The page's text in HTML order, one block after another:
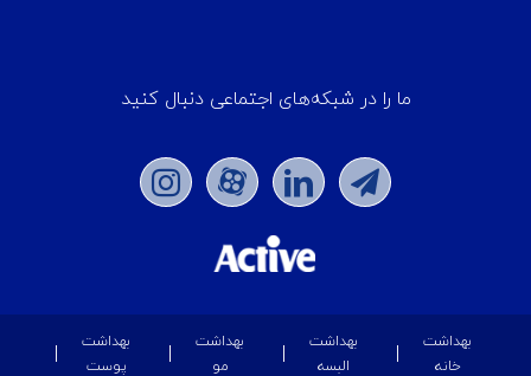
ما را در شبکه‌های اجتماعی دنبال کنید
بهداشت
خانه
بهداشت
البسه
بهداشت
مو
بهداشت
پوست